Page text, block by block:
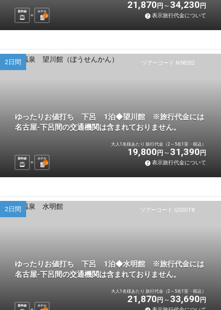
新幹線
ホテル
1 泊
21,870 円 34,230 円
表示旅行代金について
ツアーコード N98202
2日間
ゆったりお値打ち 下呂 1泊◆望川館 ※旅行代金には
名古屋-下呂間の交通機関は含まれておりません。
新幹線
ホテル
1 泊
大人1名様あたり 旅行代金（2～5名1室・税込）
19,800 円 31,390 円
表示旅行代金について
ツアーコード Q02OT8
2日間
ゆったりお値打ち 下呂 1泊◆水明館 ※旅行代金には
名古屋-下呂間の交通機関は含まれておりません。
新幹線
ホテル
大人1名様あたり 旅行代金（2～5名1室・税込）
21,870 円 33,690 円